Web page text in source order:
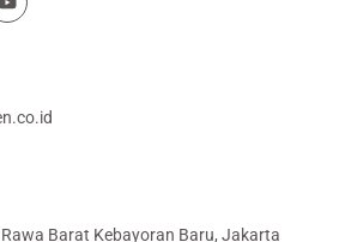
Icon
Barat Kebayoran Baru, Jakarta